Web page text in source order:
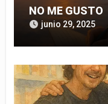
NO ME GUSTO
junio 29, 2025